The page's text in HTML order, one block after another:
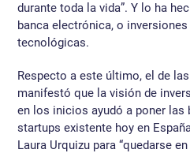
durante toda la vida”. Y lo ha
banca electrónica, o
tecnológicas.
Respecto a este último, el de
manifestó que la visión de
en los inicios ayudó a poner las
startups existente hoy en
Laura Urquizu para “quedarse